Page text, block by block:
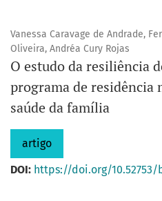
Vanessa Caravage de Andrade,
Oliveira, Andréa Cury Rojas
O estudo da resiliência
programa de
saúde da família
artigo
DOI: https://doi.org/10.52753/